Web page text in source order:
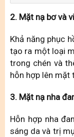
2. Mặt nạ bơ và
Khả năng phục
tạo ra một loại
trong chén và
hỗn hợp lên mặt
3. Mặt nạ nha
Hỗn hợp nha
sáng da và trị